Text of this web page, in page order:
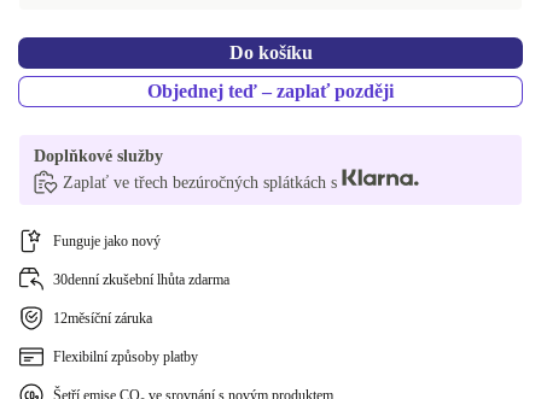
Do košíku
Objednej teď – zaplať později
Doplňkové služby
Zaplať ve třech bezúročných splátkách s
Funguje jako nový
30denní zkušební lhůta zdarma
12měsíční záruka
Flexibilní způsoby platby
Šetří emise CO₂ ve srovnání s novým produktem